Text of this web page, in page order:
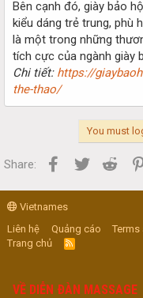
Bên cạnh đó, giày bảo
kiểu dáng trẻ trung, phù
là một trong những
tích cực của ngành giày
Chi tiết: https://
the-thao/
You must
Share: Facebook
Twitter
Vietnames
Liên hệ
Quảng cáo Terms
Trang chủ
R
S
VỀ DIỄN ĐÀN MASSAGE